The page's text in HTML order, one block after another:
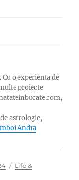
o experienta de
proiecte
astrologie,
Andra
Categories
Life &